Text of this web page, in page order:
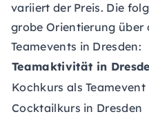
variiert der Preis. Die
grobe Orientierung über
Teamevents in Dresden:
Teamaktivität in
Kochkurs als Teamevent
Cocktailkurs in Dresden